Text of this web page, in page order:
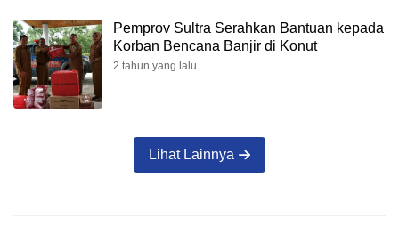
Pemprov Sultra Serahkan Bantuan kepada
Korban Bencana Banjir di Konut
2 tahun yang lalu
Lihat Lainnya